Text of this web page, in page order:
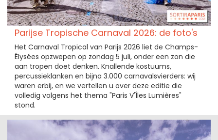
Parijse Tropische Carnaval 2026: de foto's
Het Carnaval Tropical van Parijs 2026 liet de Champs-
Élysées opzwepen op zondag 5 juli, onder een zon die
aan tropen doet denken. Knallende kostuums,
percussieklanken en bijna 3.000 carnavalsvierders: wij
waren erbij, en we vertellen u over deze editie die
volledig volgens het thema "Paris V'Îles Lumières"
stond.